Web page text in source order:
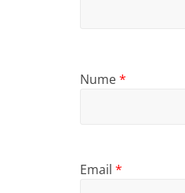
Nume*
Email *